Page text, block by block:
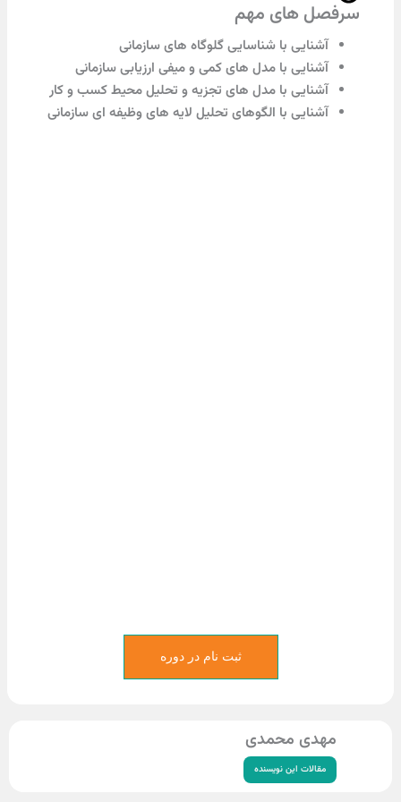
های مهم
با شناسایی گلوگاه های سازمانی
با مدل های کمی و میفی ارزیابی سازمانی
با مدل های تجزیه و تحلیل محیط کسب و کار
با الگوهای تحلیل لایه های وظیفه ای سازمانی
ثبت نام در دوره
محمدی